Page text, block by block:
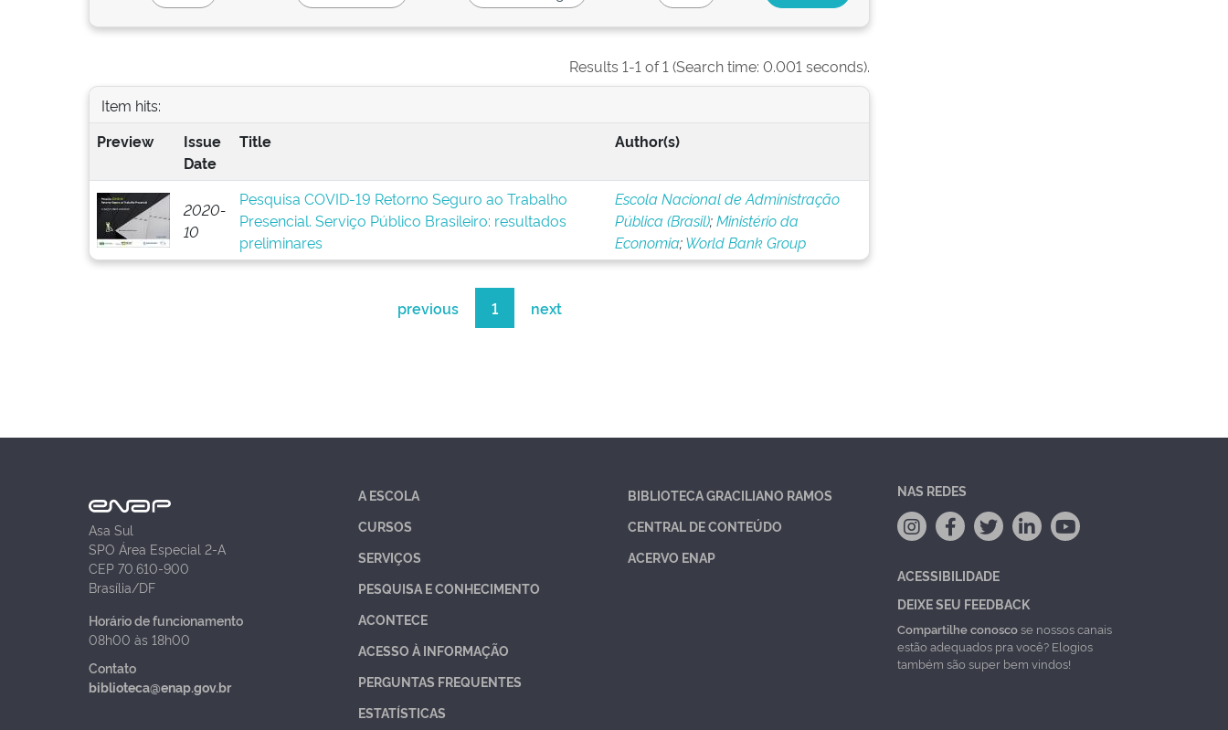
Results 1-1 of 1 (Search time: 0.001 seconds).
Item hits:
Preview
Issue
Date
Title Author(s)
2020-
10
Pesquisa COVID-19 Retorno Seguro ao Trabalho
Presencial. Serviço Público Brasileiro: resultados
preliminares
Escola Nacional de Administração
Pública (Brasil);Ministério da
Economia;World Bank Group
previous 1 next
Asa Sul
SPO Área Especial 2-A
CEP 70.610-900
Brasília/DF
Horário de funcionamento
08h00 às 18h00
Contato
biblioteca@enap.gov.br
A ESCOLA
CURSOS
SERVIÇOS
PESQUISA E CONHECIMENTO
ACONTECE
ACESSO À INFORMAÇÃO
PERGUNTAS FREQUENTES
ESTATÍSTICAS
BIBLIOTECA GRACILIANO RAMOS
CENTRAL DE CONTEÚDO
ACERVO ENAP
NAS REDES
ACESSIBILIDADE
DEIXE SEU FEEDBACK
Compartilhe conoscose nossos canais
estão adequados pra você? Elogios
também são super bem vindos!